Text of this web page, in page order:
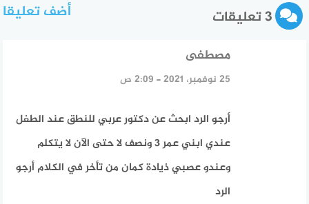
3 تعليقات أضف تعليقا
مصطفى
25 نوفمبر، 2021 - 2:09 ص
أرجو الرد ابحث عن دكتور عربي للنطق عند الطفل
عندي ابني عمر 3 ونصف لا حتى الآن لا يتكلم
وعندو عصبي ذيادة كمان من تأخر في الكلام أرجو
الرد